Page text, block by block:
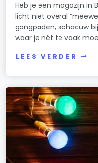
Heb je een magazijn in
licht niet overal
gangpaden, schaduw
waar je nét te vaak
LEES VERDER